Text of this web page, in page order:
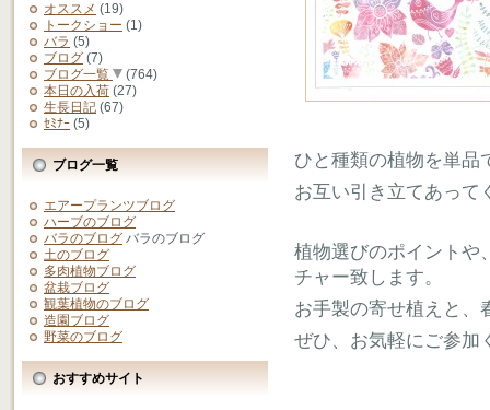
オススメ (19)
トークショー (1)
バラ (5)
ブログ (7)
ブログ一覧
(764)
本日の入荷 (27)
生長日記 (67)
ｾﾐﾅｰ (5)
ブログ一覧
エアープランツブログ
ハーブのブログ
バラのブログ バラのブログ
土のブログ
多肉植物ブログ
盆栽ブログ
観葉植物のブログ
造園ブログ
野菜のブログ
おすすめサイト
ひと種類の植物を単品
お互い引き立てあって
植物選びのポイントや
チャー致します。
お手製の寄せ植えと、
ぜひ、お気軽にご参加